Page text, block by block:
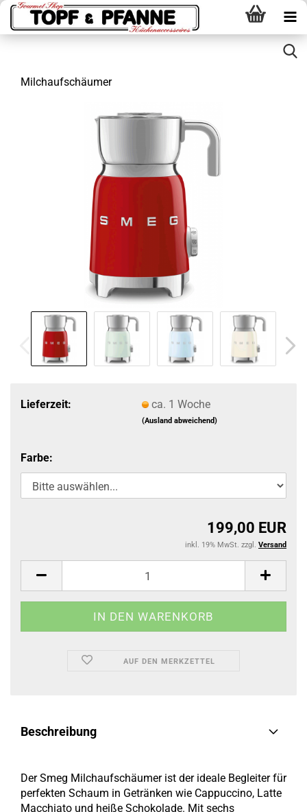
Milchaufschäumer
Lieferzeit: ca. 1 Woche
(Ausland abweichend)
Farbe:
199,00 EUR
inkl. 19% MwSt. zzgl. Versand
AUF DEN MERKZETTEL
Beschreibung
Der Smeg Milchaufschäumer ist der ideale Begleiter für
perfekten Schaum in Getränken wie Cappuccino, Latte
Macchiato und heiße Schokolade. Mit sechs